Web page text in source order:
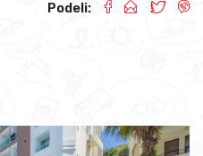
Podeli: